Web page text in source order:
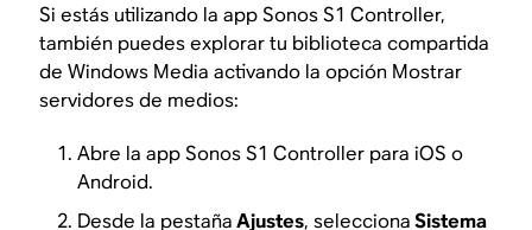
Si estás utilizando la app Sonos S1 Controller,
también puedes explorar tu biblioteca compartida
de Windows Media activando la opción Mostrar
servidores de medios:
Abre la app Sonos S1 Controller para iOS o
Android.
Desde la pestañaAjustes, seleccionaSistema